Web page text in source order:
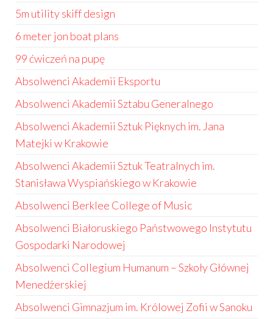
5m utility skiff design
6 meter jon boat plans
99 ćwiczeń na pupę
Absolwenci Akademii Eksportu
Absolwenci Akademii Sztabu Generalnego
Absolwenci Akademii Sztuk Pięknych im. Jana
Matejki w Krakowie
Absolwenci Akademii Sztuk Teatralnych im.
Stanisława Wyspiańskiego w Krakowie
Absolwenci Berklee College of Music
Absolwenci Białoruskiego Państwowego Instytutu
Gospodarki Narodowej
Absolwenci Collegium Humanum – Szkoły Głównej
Menedżerskiej
Absolwenci Gimnazjum im. Królowej Zofii w Sanoku